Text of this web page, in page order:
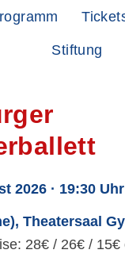
Stiftung
2026 · 19:30 Uhr
Theatersaal
28€ / 26€ / 15€